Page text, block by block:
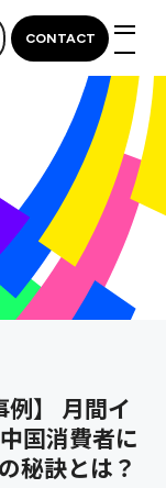
CONTACT
】 月間イ
国消費者に
秘訣とは？